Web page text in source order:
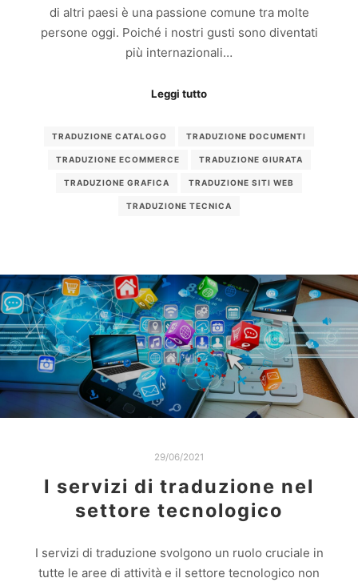
di altri paesi è una passione comune tra molte
persone oggi. Poiché i nostri gusti sono diventati
più internazionali…
Leggi tutto
TRADUZIONE CATALOGO TRADUZIONE DOCUMENTI
TRADUZIONE ECOMMERCE TRADUZIONE GIURATA
TRADUZIONE GRAFICA TRADUZIONE SITI WEB
TRADUZIONE TECNICA
29/06/2021
I servizi di traduzione nel
settore tecnologico
I servizi di traduzione svolgono un ruolo cruciale in
tutte le aree di attività e il settore tecnologico non